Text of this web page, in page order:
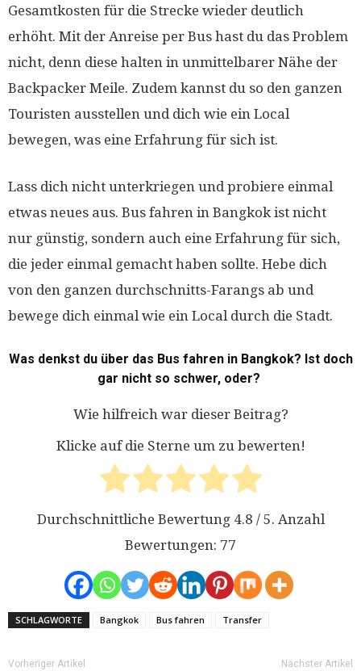
Gesamtkosten für die Strecke wieder deutlich
erhöht. Mit der Anreise per Bus hast du das Problem
nicht, denn diese halten in unmittelbarer Nähe der
Backpacker Meile. Zudem kannst du so den ganzen
Touristen ausstellen und dich wie ein Local
bewegen, was eine Erfahrung für sich ist.
Lass dich nicht unterkriegen und probiere einmal
etwas neues aus. Bus fahren in Bangkok ist nicht
nur günstig, sondern auch eine Erfahrung für sich,
die jeder einmal gemacht haben sollte. Hebe dich
von den ganzen durchschnitts-Farangs ab und
bewege dich einmal wie ein Local durch die Stadt.
Was denkst du über das Bus fahren in Bangkok? Ist doch
gar nicht so schwer, oder?
Wie hilfreich war dieser Beitrag?
Klicke auf die Sterne um zu bewerten!
Durchschnittliche Bewertung 4.8 / 5. Anzahl
Bewertungen: 77
SCHLAGWORTE Bangkok Bus fahren Transfer
Vorheriger Artikel Nächster Artikel